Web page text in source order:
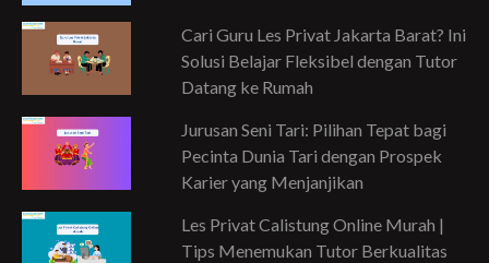
Cari Guru Les Privat Jakarta Barat? Ini
Solusi Belajar Fleksibel dengan Tutor
Datang ke Rumah
Jurusan Seni Tari: Pilihan Tepat bagi
Pecinta Dunia Tari dengan Prospek
Karier yang Menjanjikan
Les Privat Calistung Online Murah |
Tips Menemukan Tutor Berkualitas